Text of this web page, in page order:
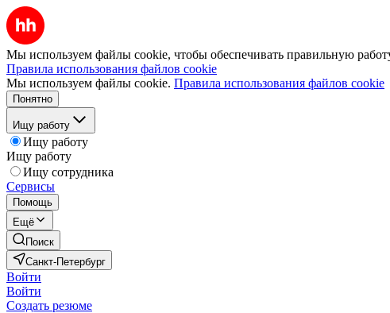
Мы используем файлы cookie, чтобы обеспечивать правильную
Правила использования файлов cookie
Мы используем файлы cookie. Правила использования файлов cookie
Понятно
Ищу работу
Ищу работу
Ищу работу
Ищу сотрудника
Сервисы
Помощь
Ещё
Поиск
Санкт-Петербург
Войти
Войти
Создать резюме